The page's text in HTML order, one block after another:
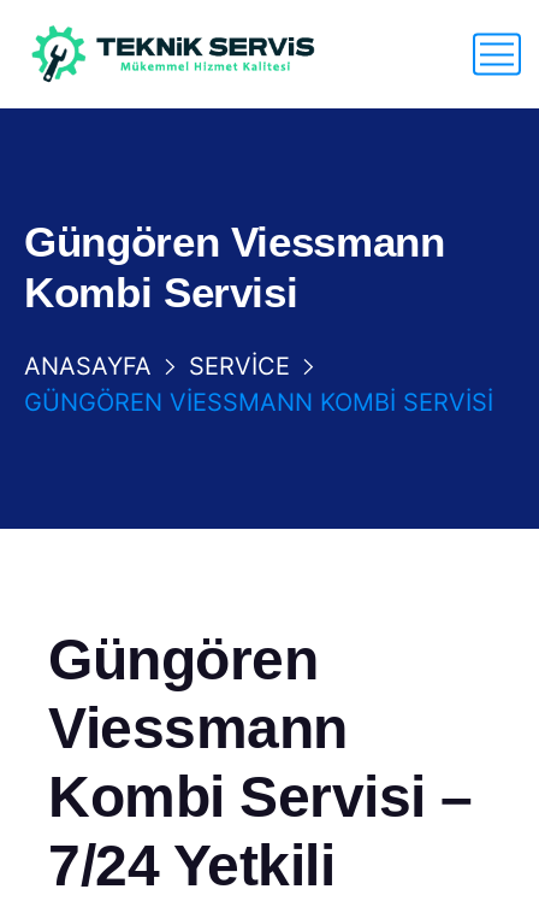
Güngören Viessmann
Kombi Servisi
ANASAYFA
SERVICE
GÜNGÖREN VIESSMANN KOMBI SERVISI
Güngören
Viessmann
Kombi Servisi –
7/24 Yetkili